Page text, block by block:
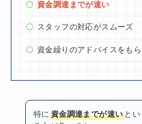
資金調達までが速い
スタッフの対応がスムーズ
資金繰りのアドバイスをも
特に 資金調達までが速い と